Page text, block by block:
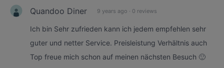
Quandoo Diner 9 years ago · 0 reviews
Ich bin Sehr zufrieden kann ich jedem empfehlen sehr
guter und netter Service. Preisleistung Verhältnis auch
Top freue mich schon auf meinen nächsten Besuch 🙂